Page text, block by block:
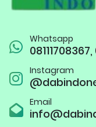
Whatsapp
Instagram
Email